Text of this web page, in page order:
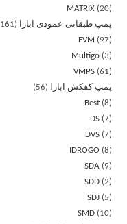
MATRIX 20
پمپ طبقاتی عمودی ابارا
161
EVM
97
Multigo 3
VMPS 61
پمپ کفکش ابارا
56
Best 8
DS 7
DVS 7
IDROGO
8
SDA
9
SDD 2
SDJ
5
SMD
10